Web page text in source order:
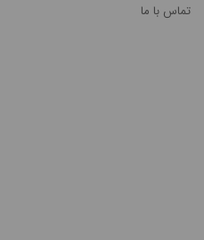
گران‌ترین
تماس با ما